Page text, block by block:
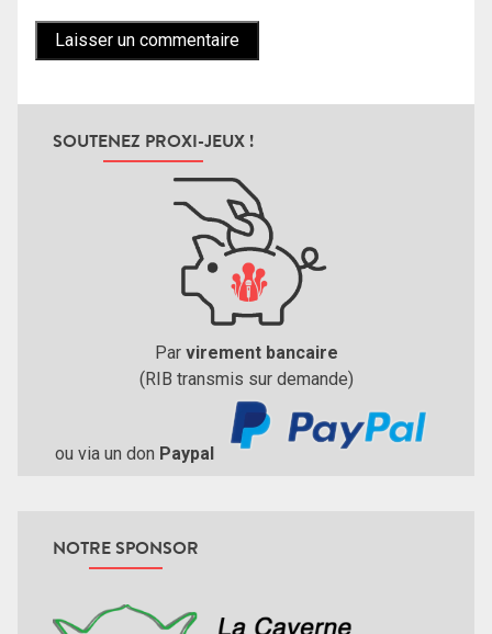
SOUTENEZ PROXI-JEUX !
Par virement bancaire
(RIB transmis sur demande)
ou via un don Paypal
NOTRE SPONSOR